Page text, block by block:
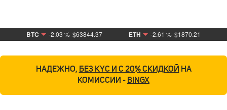
BTC -2.03 % $63844.37 ETH -2.61 % $1870.21
НАДЕЖНО, БЕЗ KYC И С 20% СКИДКОЙ НА
КОМИССИИ - BINGX